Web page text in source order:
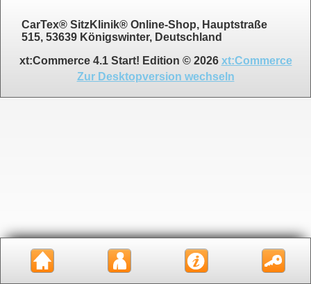
CarTex® SitzKlinik® Online-Shop, Hauptstraße
515, 53639 Königswinter, Deutschland
xt:Commerce 4.1 Start! Edition © 2026 xt:Commerce
Zur Desktopversion wechseln